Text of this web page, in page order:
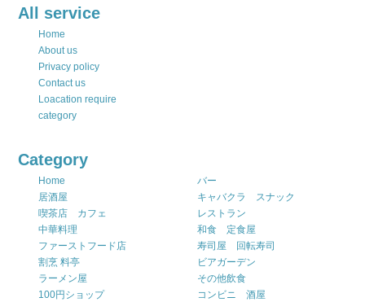
All service
Home
About us
Privacy policy
Contact us
Loacation require
category
Category
Home
バー
居酒屋
キャバクラ スナック
喫茶店 カフェ
レストラン
中華料理
和食 定食屋
ファーストフード店
寿司屋 回転寿司
割烹 料亭
ビアガーデン
ラーメン屋
その他飲食
100円ショップ
コンビニ 酒屋